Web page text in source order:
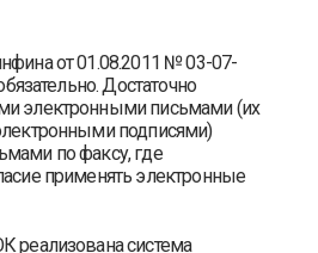
от 01.08.2011 № 03-07-
Достаточно
электронными письмами (их
подписями)
по факсу, где
применять электронные
реализована система